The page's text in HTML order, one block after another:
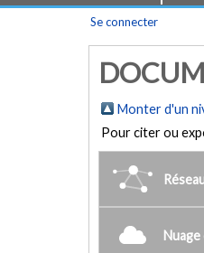
Se connecter
Monter d'un
Pour citer ou